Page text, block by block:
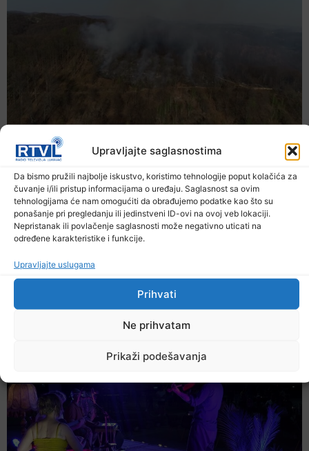
Upravljajte saglasnostima
Da bismo pružili najbolje iskustvo, koristimo tehnologije poput kolačića za
čuvanje i/ili pristup informacijama o uređaju. Saglasnost sa ovim
tehnologijama će nam omogućiti da obrađujemo podatke kao što su
ponašanje pri pregledanju ili jedinstveni ID-ovi na ovoj veb lokaciji.
Nepristanak ili povlačenje saglasnosti može negativno uticati na
određene karakteristike i funkcije.
Upravljajte uslugama
Prihvati
Ne prihvatam
Prikaži podešavanja
U TK povećan broj požara